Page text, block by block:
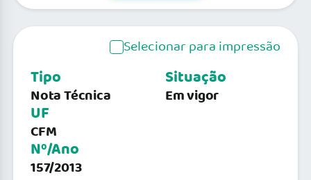
Selecionar para impressão
Tipo
Nota Técnica
UF
CFM
Nº/Ano
157/2013
Situação
Em vigor